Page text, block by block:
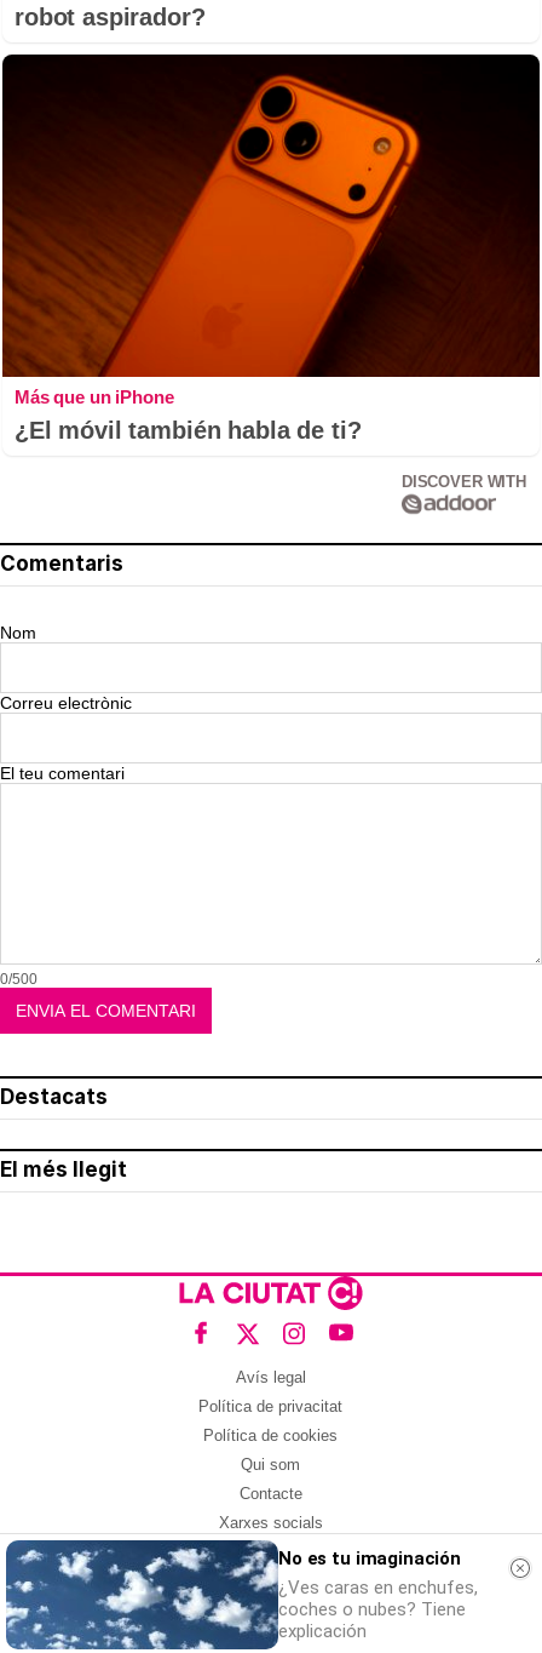
robot aspirador?
Más que un iPhone
¿El móvil también habla de ti?
DISCOVER WITH
Comentaris
Nom
Correu electrònic
El teu comentari
0/500
Destacats
El més llegit
Avís legal
Política de privacitat
Política de cookies
Qui som
Contacte
Xarxes socials
Amb col·laboració de:No es tu imaginación
¿Ves caras en enchufes,
coches o nubes? Tiene
explicación